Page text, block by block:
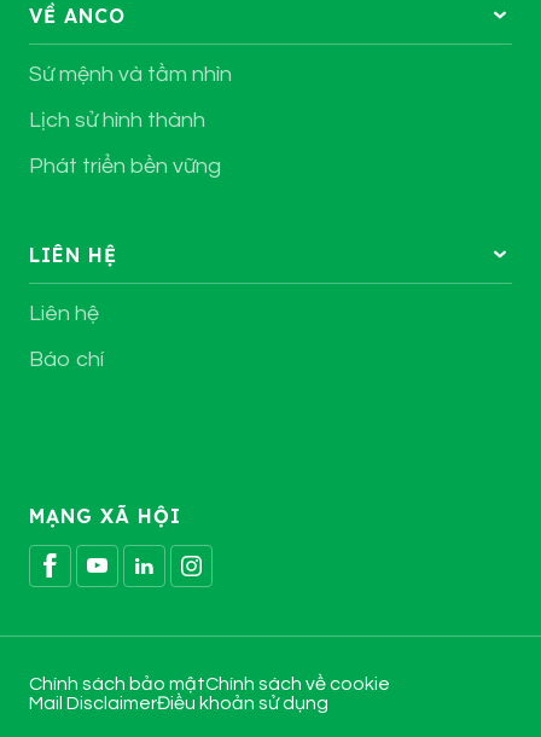
VỀ ANCO
Sứ mệnh và tầm nhìn
Lịch sử hình thành
Phát triển bền vững
LIÊN HỆ
Liên hệ
Báo chí
MẠNG XÃ HỘI
Chính sách bảo mậtChính sách về cookie
Mail DisclaimerĐiều khoản sử dụng